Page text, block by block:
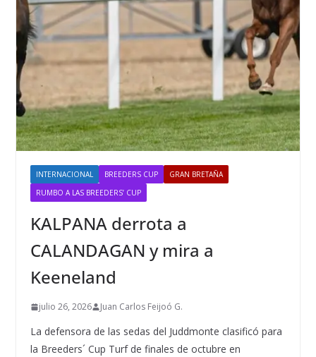
INTERNACIONAL BREEDERS CUP
GRAN BRETAÑA
RUMBO A LAS BREEDERS’ CUP
KALPANA derrota a
CALANDAGAN y mira a
Keeneland
julio 26, 2026 Juan Carlos Feijoó G.
La defensora de las sedas del Juddmonte clasificó para
la Breeders´ Cup Turf de finales de octubre en